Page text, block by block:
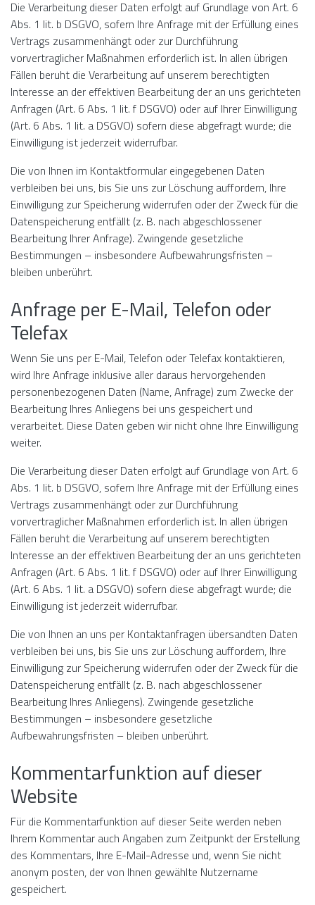
Die Verarbeitung dieser Daten erfolgt auf Grundlage von Art. 6
Abs. 1 lit. b DSGVO, sofern Ihre Anfrage mit der Erfüllung eines
Vertrags zusammenhängt oder zur Durchführung
vorvertraglicher Maßnahmen erforderlich ist. In allen übrigen
Fällen beruht die Verarbeitung auf unserem berechtigten
Interesse an der effektiven Bearbeitung der an uns gerichteten
Anfragen (Art. 6 Abs. 1 lit. f DSGVO) oder auf Ihrer Einwilligung
(Art. 6 Abs. 1 lit. a DSGVO) sofern diese abgefragt wurde; die
Einwilligung ist jederzeit widerrufbar.
Die von Ihnen im Kontaktformular eingegebenen Daten
verbleiben bei uns, bis Sie uns zur Löschung auffordern, Ihre
Einwilligung zur Speicherung widerrufen oder der Zweck für die
Datenspeicherung entfällt (z. B. nach abgeschlossener
Bearbeitung Ihrer Anfrage). Zwingende gesetzliche
Bestimmungen – insbesondere Aufbewahrungsfristen –
bleiben unberührt.
Anfrage per E-Mail, Telefon oder
Telefax
Wenn Sie uns per E-Mail, Telefon oder Telefax kontaktieren,
wird Ihre Anfrage inklusive aller daraus hervorgehenden
personenbezogenen Daten (Name, Anfrage) zum Zwecke der
Bearbeitung Ihres Anliegens bei uns gespeichert und
verarbeitet. Diese Daten geben wir nicht ohne Ihre Einwilligung
weiter.
Die Verarbeitung dieser Daten erfolgt auf Grundlage von Art. 6
Abs. 1 lit. b DSGVO, sofern Ihre Anfrage mit der Erfüllung eines
Vertrags zusammenhängt oder zur Durchführung
vorvertraglicher Maßnahmen erforderlich ist. In allen übrigen
Fällen beruht die Verarbeitung auf unserem berechtigten
Interesse an der effektiven Bearbeitung der an uns gerichteten
Anfragen (Art. 6 Abs. 1 lit. f DSGVO) oder auf Ihrer Einwilligung
(Art. 6 Abs. 1 lit. a DSGVO) sofern diese abgefragt wurde; die
Einwilligung ist jederzeit widerrufbar.
Die von Ihnen an uns per Kontaktanfragen übersandten Daten
verbleiben bei uns, bis Sie uns zur Löschung auffordern, Ihre
Einwilligung zur Speicherung widerrufen oder der Zweck für die
Datenspeicherung entfällt (z. B. nach abgeschlossener
Bearbeitung Ihres Anliegens). Zwingende gesetzliche
Bestimmungen – insbesondere gesetzliche
Aufbewahrungsfristen – bleiben unberührt.
Kommentar­funktion auf dieser
Website
Für die Kommentarfunktion auf dieser Seite werden neben
Ihrem Kommentar auch Angaben zum Zeitpunkt der Erstellung
des Kommentars, Ihre E-Mail-Adresse und, wenn Sie nicht
anonym posten, der von Ihnen gewählte Nutzername
gespeichert.